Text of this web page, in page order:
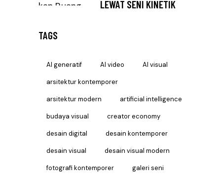
LEWAT SENI KINETIK
TAGS
AI generatif AI video AI visual
arsitektur kontemporer
arsitektur modern artificial intelligence
budaya visual creator economy
desain digital desain kontemporer
desain visual desain visual modern
fotografi kontemporer galeri seni